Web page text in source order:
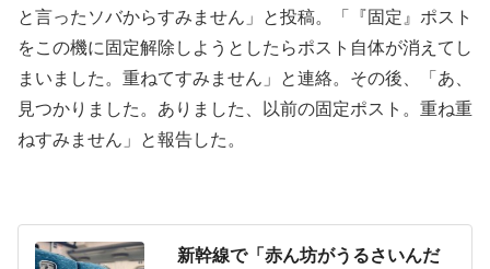
と言ったソバからすみません」と投稿。「『固定』ポスト
をこの機に固定解除しようとしたらポスト自体が消えてし
まいました。重ねてすみません」と連絡。その後、「あ、
見つかりました。ありました、以前の固定ポスト。重ね重
ねすみません」と報告した。
新幹線で「赤ん坊がうるさいんだ